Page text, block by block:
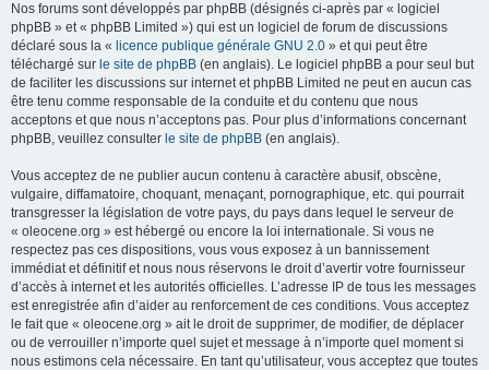
Nos forums sont développés par phpBB (désignés ci-après par « logiciel
phpBB » et « phpBB Limited ») qui est un logiciel de forum de discussions
déclaré sous la « licence publique générale GNU 2.0 » et qui peut être
téléchargé sur le site de phpBB (en anglais). Le logiciel phpBB a pour seul but
de faciliter les discussions sur internet et phpBB Limited ne peut en aucun cas
être tenu comme responsable de la conduite et du contenu que nous
acceptons et que nous n’acceptons pas. Pour plus d’informations concernant
phpBB, veuillez consulter le site de phpBB (en anglais).
Vous acceptez de ne publier aucun contenu à caractère abusif, obscène,
vulgaire, diffamatoire, choquant, menaçant, pornographique, etc. qui pourrait
transgresser la législation de votre pays, du pays dans lequel le serveur de
« oleocene.org » est hébergé ou encore la loi internationale. Si vous ne
respectez pas ces dispositions, vous vous exposez à un bannissement
immédiat et définitif et nous nous réservons le droit d’avertir votre fournisseur
d’accès à internet et les autorités officielles. L’adresse IP de tous les messages
est enregistrée afin d’aider au renforcement de ces conditions. Vous acceptez
le fait que « oleocene.org » ait le droit de supprimer, de modifier, de déplacer
ou de verrouiller n’importe quel sujet et message à n’importe quel moment si
nous estimons cela nécessaire. En tant qu’utilisateur, vous acceptez que toutes